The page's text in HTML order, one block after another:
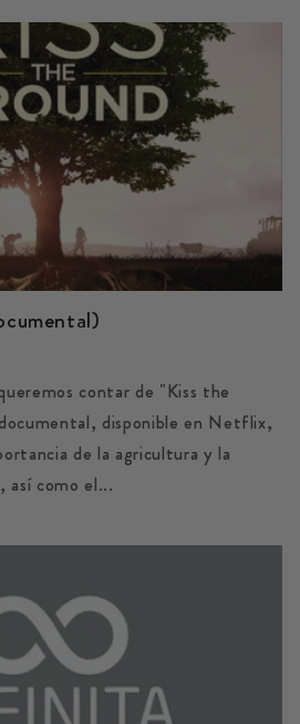
contar de "Kiss the
disponible en Netflix,
de la agricultura y la
así como el...